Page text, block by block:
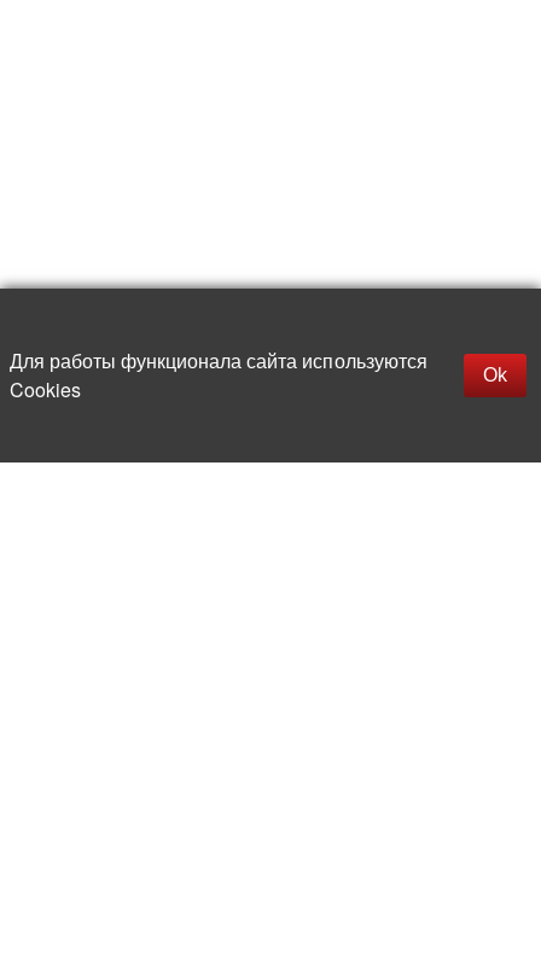
Фильтры
Для работы функционала сайта используются
Cookies
Ok